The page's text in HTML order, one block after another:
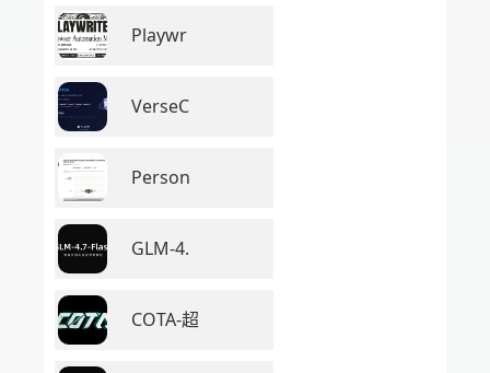
Playwr
VerseC
Person
GLM-4.
COTA-超